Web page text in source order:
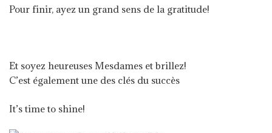
Pour finir, ayez un grand sens de la gratitude!
Et soyez heureuses Mesdames et brillez!
C’est également une des clés du succès
It’s time to shine!